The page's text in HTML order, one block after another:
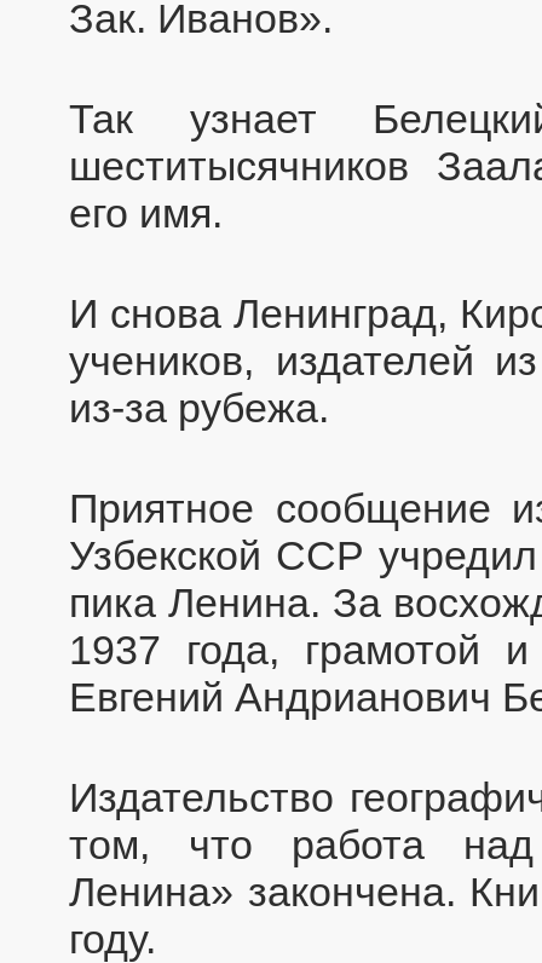
Зак. Иванов».
Так узнает
шеститысячников
его имя.
И снова Ленинград,
учеников, издателей
из-за рубежа.
Приятное сообщение
Узбекской ССР
пика Ленина. За
1937 года, грамотой
Евгений Андрианович
Издательство
том, что работа над
Ленина» закончена.
году.